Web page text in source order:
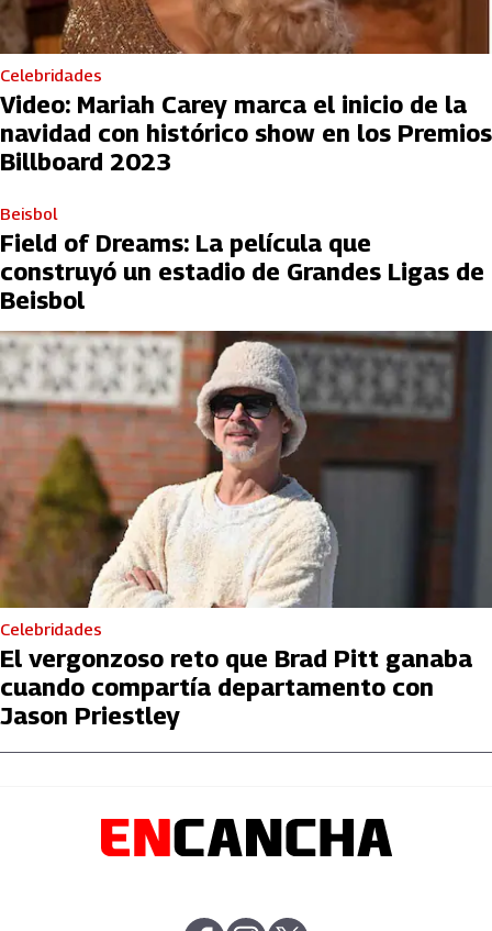
Celebridades
Video: Mariah Carey marca el inicio de la
navidad con histórico show en los Premios
Billboard 2023
Beisbol
Field of Dreams: La película que
construyó un estadio de Grandes Ligas de
Beisbol
Celebridades
El vergonzoso reto que Brad Pitt ganaba
cuando compartía departamento con
Jason Priestley
abre en nueva pestaña
abre en nueva pestaña